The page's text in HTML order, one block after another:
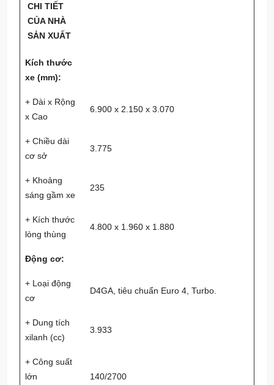
CHI TIẾT
CỦA NHÀ
SẢN XUẤT
Kích thước
xe (mm):
+ Dài x Rộng
x Cao
6.900 x 2.150 x 3.070
+ Chiều dài
cơ sở
3.775
+ Khoảng
sáng gầm xe
235
+ Kích thước
lòng thùng
4.800 x 1.960 x 1.880
Động cơ:
+ Loại động
cơ
D4GA, tiêu chuẩn Euro 4, Turbo.
+ Dung tích
xilanh (cc)
3.933
+ Công suất
lớn
140/2700